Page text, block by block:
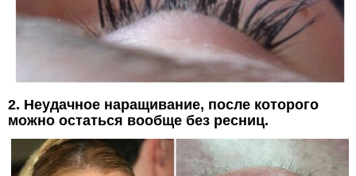
2. Неудачное наращивание, после которого
можно остаться вообще без ресниц.